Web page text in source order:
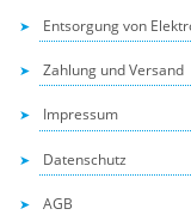
Entsorgung von
Zahlung und Versand
Impressum
Datenschutz
AGB